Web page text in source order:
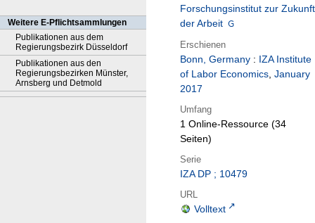
Weitere E-Pflichtsammlungen
Publikationen aus dem
Regierungsbezirk Düsseldorf
Publikationen aus den
Regierungsbezirken Münster,
Arnsberg und Detmold
Forschungsinstitut zur Zukunft
der Arbeit
Erschienen
Bonn, Germany : IZA Institute
of Labor Economics, January
2017
Umfang
1 Online-Ressource (34
Seiten)
Serie
IZA DP ; 10479
URL
Volltext